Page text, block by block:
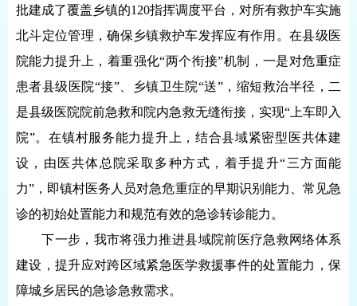
批建成了覆盖乡镇的120指挥调度平台，对所有救护车实施
北斗定位管理，确保乡镇救护车发挥应有作用。在县级医
院能力提升上，着重强化“两个衔接”机制，一是对危重症
患者县级医院“接”、乡镇卫生院“送”，缩短救治半径，二
是县级医院院前急救和院内急救无缝衔接，实现“上车即入
院”。在镇村服务能力提升上，结合县域紧密型医共体建
设，由医共体总院采取多种方式，着手提升“三方面能
力”，即镇村医务人员对急危重症的早期识别能力、常见急
诊的初始处置能力和规范有效的急诊转诊能力。
下一步，我市将强力推进县域院前医疗急救网络体系
建设，提升应对跨区域紧急医学救援事件的处置能力，保
障城乡居民的急诊急救需求。